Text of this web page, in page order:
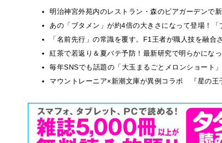
明治神宮外苑内のレストラン・森のビアガーデンで
あの「ブタメン」が約4倍の大きさになって登場！
「名前先行」の常識を覆す。F1王者が職人技を融
紅茶で若返り＆夏バテ予防！最新研究で明らかにな
毎年SNSでも話題の「大玉まるごとメロンショート
マウントレーニア×新潮文庫が異例コラボ 『星の